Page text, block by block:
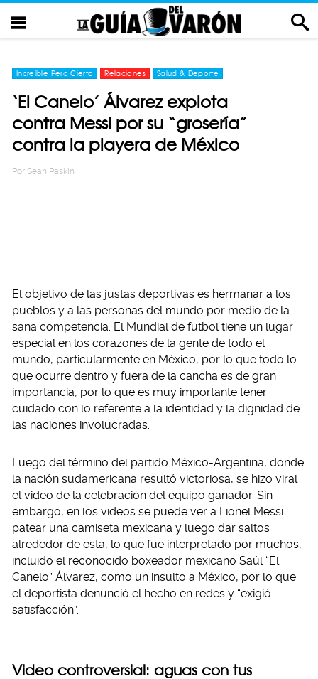
Increíble Pero Cierto Relaciones Salud & Deporte
‘El Canelo’ Álvarez explota
contra Messi por su “grosería”
contra la playera de México
Por Sean Paskin
El objetivo de las justas deportivas es hermanar a los
pueblos y a las personas del mundo por medio de la
sana competencia. El Mundial de futbol tiene un lugar
especial en los corazones de la gente de todo el
mundo, particularmente en México, por lo que todo lo
que ocurre dentro y fuera de la cancha es de gran
importancia, por lo que es muy importante tener
cuidado con lo referente a la identidad y la dignidad de
las naciones involucradas.
Luego del término del partido México-Argentina, donde
la nación sudamericana resultó victoriosa, se hizo viral
el video de la celebración del equipo ganador. Sin
embargo, en los videos se puede ver a Lionel Messi
patear una camiseta mexicana y luego dar saltos
alrededor de esta, lo que fue interpretado por muchos,
incluido el reconocido boxeador mexicano Saúl “El
Canelo” Álvarez, como un insulto a México, por lo que
el deportista denunció el hecho en redes y “exigió
satisfacción”.
Video controversial: aguas con tus